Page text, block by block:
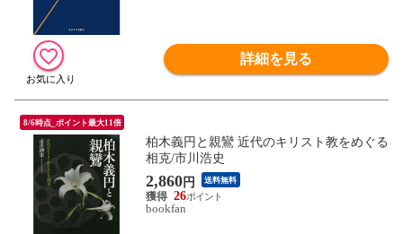
詳細を見る
8/6時点_ポイント最大11倍
柏木義円と親鸞 近代のキリスト教をめぐる
相克/市川浩史
2,860円 送料無料
26
bookfan